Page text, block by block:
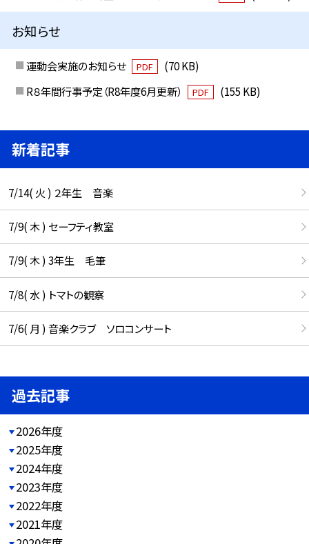
お知らせ
運動会実施のお知らせ PDF
(70 KB)
R８年間行事予定（R8年度6月更新）
PDF (155 KB)
新着記事
7/14( 火 ) ２年生 音楽
7/9( 木 ) セーフティ教室
7/9( 木 ) 3年生 毛筆
7/8( 水 ) トマトの観察
7/6( 月 ) 音楽クラブ ソロコンサート
過去記事
2026年度
2025年度
2024年度
2023年度
2022年度
2021年度